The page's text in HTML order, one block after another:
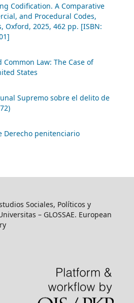
Codification. A Comparative
and Procedural Codes,
Oxford, 2025, 462 pp. [ISBN:
Common Law: The Case of
States
Supremo sobre el delito de
Derecho penitenciario
Sociales, Políticos y
– GLOSSAE. European